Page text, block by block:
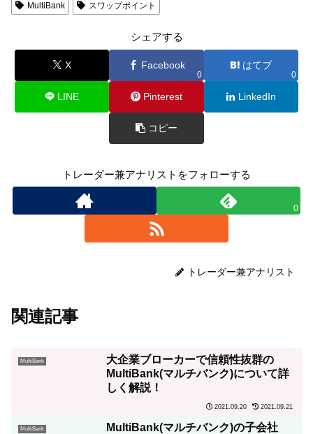
MultiBank スワップポイント
シェアする
X Facebook
0
はてブ
0
LINE Pinterest LinkedIn
コピー
トレーダー兼アナリストをフォローする
0
トレーダー兼アナリスト
関連記事
MultiBank
大企業ブローカーで信頼性抜群の
MultiBank(マルチバンク)について詳
しく解説！
2021.09.20 2021.09.21
MultiBank
MultiBank(マルチバンク)の子会社